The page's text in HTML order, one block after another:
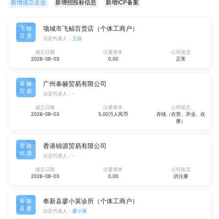
新增成立企业 新增招投标信息 新增ICP备案
飞鲸
百货
项城市飞鲸百货店（个体工商户）
法定代表人： 王欣
成立日期
2026-08-03
注册资本
0.00
公司状态
正常
泰赫
贸易
广州泰赫贸易有限公司
法定代表人： -
成立日期
2026-08-03
注册资本
5.00万人民币
公司状态
存续（在营、开业、在
册）
香港
锦源
香港锦源贸易有限公司
法定代表人： -
成立日期
2026-08-03
注册资本
0.00
公司状态
仍注册
奉新
县廖
奉新县廖小英诊所（个体工商户）
法定代表人： 廖小英